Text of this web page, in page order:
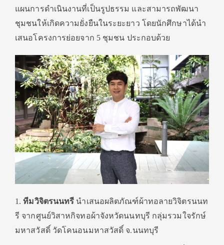
แผนการดำเนินงานที่เป็นรูปธรรม และสามารถพัฒนา
ชุมชนให้เกิดความยั่งยืนในระยะยาว โดยนักศึกษาได้นำ
เสนอโครงการย่อยจาก 5 ชุมชน ประกอบด้วย
1.ทีมวิจิตรนนทรี นำเสนอผลิตภัณฑ์ผ้าทอลายวิจิตรนนท
รี จากศูนย์วิสาหกิจทอผ้าจังหวัดนนทบุรี กลุ่มรวมใจรักษ์
มหาสวัสดิ์ วัดโคนอนมหาสวัสดิ์ จ.นนทบุรี